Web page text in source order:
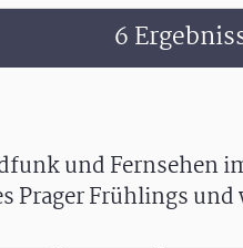
6
und Fernsehen
Prager Frühlings